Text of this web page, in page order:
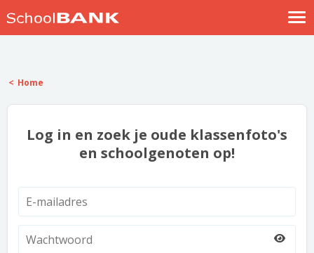
Help
Home
Log in en zoek je oude klassenfoto's
en schoolgenoten op!